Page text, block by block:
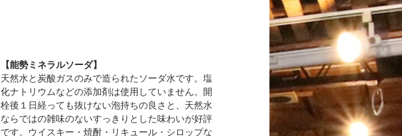
【能勢ミネラルソーダ】
天然水と炭酸ガスのみで造られたソーダ水です。塩
化ナトリウムなどの添加剤は使用していません。開
栓後１日経っても抜けない泡持ちの良さと、天然水
ならではの雑味のないすっきりとした味わいが好評
です。ウイスキー・焼酎・リキュール・シロップな